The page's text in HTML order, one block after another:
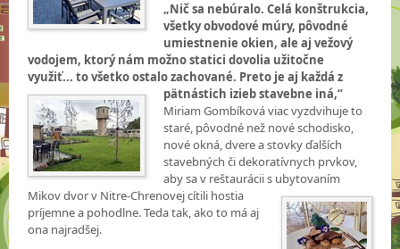
„Nič sa nebúralo. Celá konštrukcia,
všetky obvodové múry, pôvodné
umiestnenie okien, ale aj vežový
vodojem, ktorý nám možno statici dovolia užitočne
využiť... to všetko ostalo zachované. Preto je aj každá z
pätnástich izieb stavebne iná,“
Miriam Gombíková viac vyzdvihuje to
staré, pôvodné než nové schodisko,
nové okná, dvere a stovky ďalších
stavebných či dekoratívnych prvkov,
aby sa v reštaurácii s ubytovaním
Mikov dvorv Nitre-Chrenovej cítili hostia
príjemne a pohodlne. Teda tak, ako to má aj
ona najradšej.